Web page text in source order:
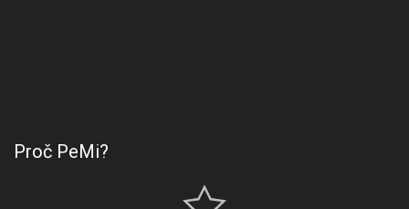
Proč PeMi?